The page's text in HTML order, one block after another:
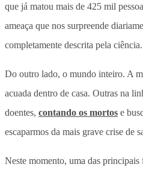
que já matou mais de 425 mil
ameaça que nos surpreende
completamente descrita pela ciência.
Do outro lado, o mundo inteiro. A
acuada dentro de casa. Outras na
doentes, contando os mortos e
escaparmos da mais grave crise de
Neste momento, uma das principais